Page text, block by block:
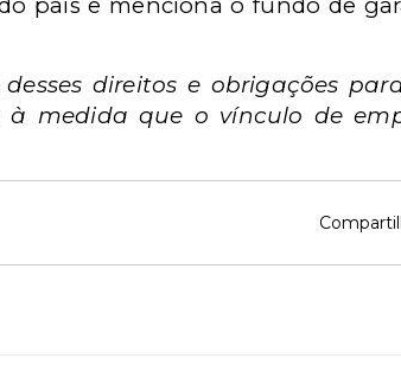
direitos e obrigações
à medida que o vínculo de